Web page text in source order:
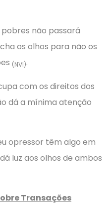
não passará
os olhos para não os
(NVI).
com os direitos dos
dá a mínima atenção
opressor têm algo em
luz aos olhos de ambos
Transações